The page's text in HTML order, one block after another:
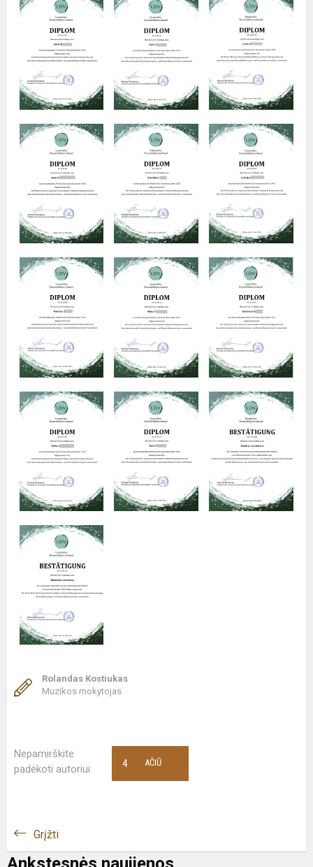
Rolandas Kostiukas
Muzikos mokytojas
Nepamirškite
padėkoti autoriui
AČIŪ
4
Grįžti